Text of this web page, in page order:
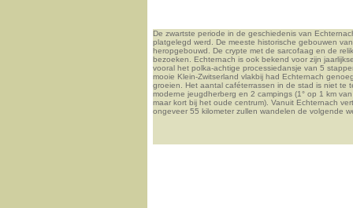
De zwartste periode in de geschiedenis van
platgelegd werd. De meeste historische gebouwen
heropgebouwd. De crypte met de sarcofaag en de
bezoeken. Echternach is ook bekend voor zijn
vooral het polka-achtige processiedansje van 5
mooie Klein-Zwitserland vlakbij had Echternach
groeien. Het aantal caféterrassen in de stad is niet te
moderne jeugdherberg en 2 campings (1° op 1 km
maar kort bij het oude centrum). Vanuit Echternach
ongeveer 55 kilometer zullen wandelen de volgende